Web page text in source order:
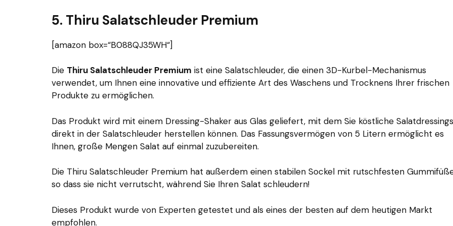
5. Thiru Salatschleuder Premium
[amazon box=“B088QJ35WH“]
Die Thiru Salatschleuder Premium ist eine Salatschleuder, die einen 3D-Kurbel-Mechanismus
verwendet, um Ihnen eine innovative und effiziente Art des Waschens und Trocknens Ihrer frischen
Produkte zu ermöglichen.
Das Produkt wird mit einem Dressing-Shaker aus Glas geliefert, mit dem Sie köstliche Salatdressings
direkt in der Salatschleuder herstellen können. Das Fassungsvermögen von 5 Litern ermöglicht es
Ihnen, große Mengen Salat auf einmal zuzubereiten.
Die Thiru Salatschleuder Premium hat außerdem einen stabilen Sockel mit rutschfesten
so dass sie nicht verrutscht, während Sie Ihren Salat schleudern!
Dieses Produkt wurde von Experten getestet und als eines der besten auf dem heutigen Markt
empfohlen.